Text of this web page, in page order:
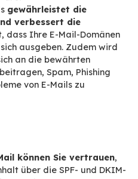
wie eine E-Mail
SPF- oder DKIM-
über eine sogenannte
DNS-Eintrag
der drei folgenden
wie es ohne DMARC-
würde.
des Empfängers
sie aber an einer